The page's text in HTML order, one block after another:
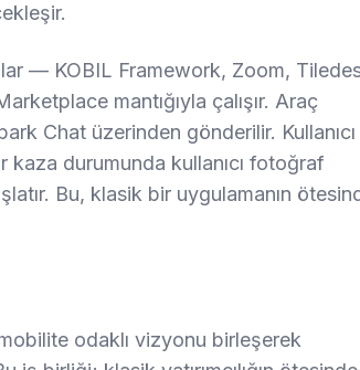
— KOBIL Framework, Zoom,
mantığıyla çalışır. Araç
Chat üzerinden gönderilir. Kullanıcı
kaza durumunda kullanıcı fotoğraf
Bu, klasik bir uygulamanın
odaklı vizyonu birleşerek